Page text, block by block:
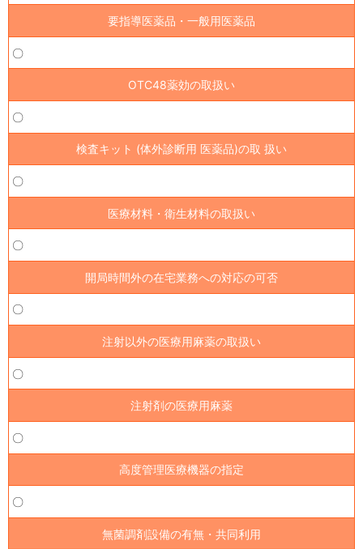
要指導医薬品・一般用医薬品
〇
OTC48薬効の取扱い
〇
検査キット (体外診断用 医薬品)の取 扱い
〇
医療材料・衛生材料の取扱い
〇
開局時間外の在宅業務への対応の可否
〇
注射以外の医療用麻薬の取扱い
〇
注射剤の医療用麻薬
〇
高度管理医療機器の指定
〇
無菌調剤設備の有無・共同利用